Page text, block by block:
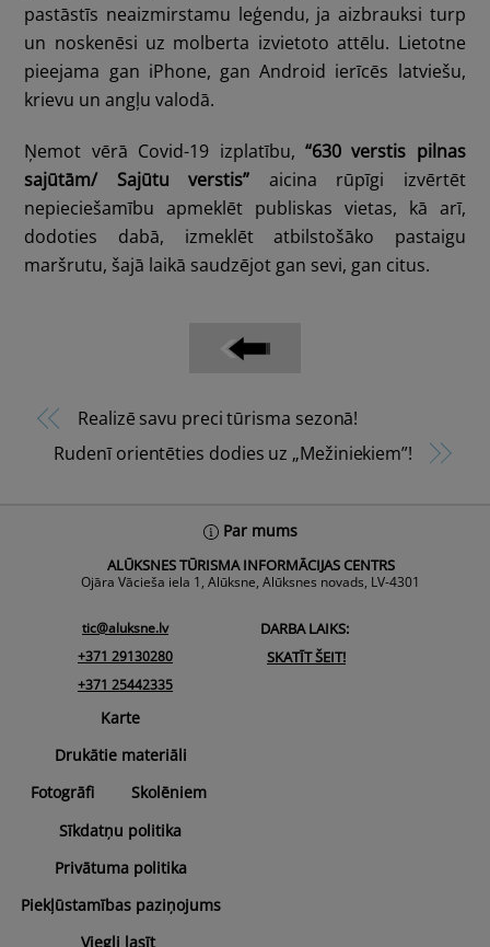
pastāstīs neaizmirstamu leģendu, ja aizbrauksi turp
un noskenēsi uz molberta izvietoto attēlu. Lietotne
pieejama gan iPhone, gan Android ierīcēs latviešu,
krievu un angļu valodā.
Ņemot vērā Covid-19 izplatību, “630 verstis pilnas
sajūtām/ Sajūtu verstis” aicina rūpīgi izvērtēt
nepieciešamību apmeklēt publiskas vietas, kā arī,
dodoties dabā, izmeklēt atbilstošāko pastaigu
maršrutu, šajā laikā saudzējot gan sevi, gan citus.
Realizē savu preci tūrisma sezonā!
Rudenī orientēties dodies uz „Mežiniekiem”!
Par mums
ALŪKSNES TŪRISMA INFORMĀCIJAS CENTRS
Ojāra Vācieša iela 1, Alūksne, Alūksnes novads, LV-4301
tic@aluksne.lv
+371 29130280
+371 25442335
DARBA LAIKS:
SKATĪT ŠEIT!
Karte
Drukātie materiāli
Fotogrāfi
Skolēniem
Sīkdatņu politika
Privātuma politika
Piekļūstamības paziņojums
Viegli lasīt